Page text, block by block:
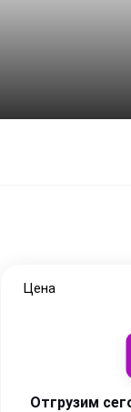
Цена
Отгрузим